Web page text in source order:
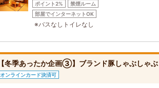
ポイント2%
禁煙ルーム
部屋でインターネットOK
※バスなしトイレなし
【冬季あったか企画③】ブランド豚しゃぶしゃ
オンラインカード決済可